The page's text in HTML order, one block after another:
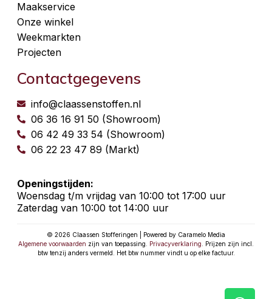
Maakservice
Onze winkel
Weekmarkten
Projecten
Contactgegevens
info@claassenstoffen.nl
06 36 16 91 50 (Showroom)
06 42 49 33 54 (Showroom)
06 22 23 47 89 (Markt)
Openingstijden:
Woensdag t/m vrijdag van 10:00 tot 17:00 uur
Zaterdag van 10:00 tot 14:00 uur
© 2026 Claassen Stofferingen | Powered by Caramelo Media
Algemene voorwaarden zijn van toepassing. Privacyverklaring . Prijzen zijn incl.
btw tenzij anders vermeld. Het btw nummer vindt u op elke factuur.